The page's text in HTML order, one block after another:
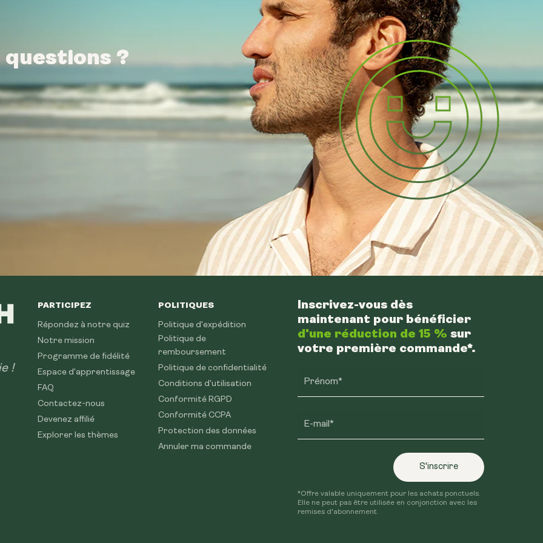
questions ?
questions ?
questions ?
!
PARTICIPEZ
Répondez à notre quiz
Notre mission
Programme de fidélité
Espace d'apprentissage
FAQ
Contactez-nous
Devenez affilié
Explorer les thèmes
POLITIQUES
Politique d'expédition
Politique de
remboursement
Politique de confidentialité
Conditions d'utilisation
Conformité RGPD
Conformité CCPA
Protection des données
Annuler ma commande
Inscrivez-vous dès
maintenant pour bénéficier
d'une réduction de 15 % sur
votre première commande*.
Prénom*
E-mail*
S'inscrire
*Offre valable uniquement pour les achats ponctuels.
Elle ne peut pas être utilisée en conjonction avec les
remises d'abonnement.